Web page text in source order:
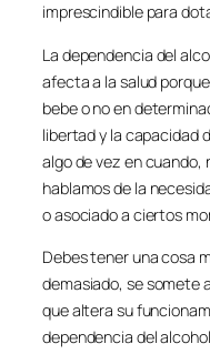
imprescindible para
La dependencia del
afecta a la salud
bebe o no en
libertad y la capacidad
algo de vez en cuando,
hablamos de la
o asociado a ciertos
Debes tener una cosa
demasiado, se somete
que altera su
dependencia del